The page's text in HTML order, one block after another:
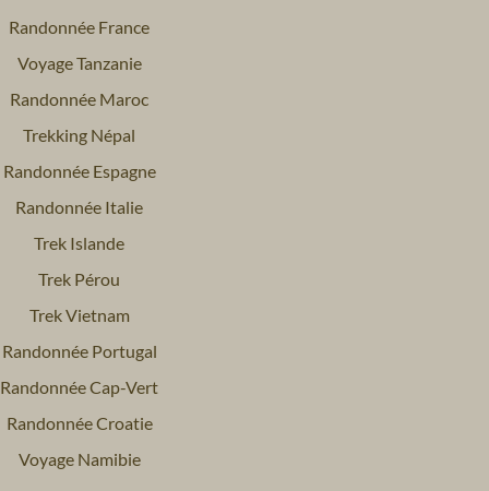
Randonnée France
Voyage Tanzanie
Randonnée Maroc
Trekking Népal
Randonnée Espagne
Randonnée Italie
Trek Islande
Trek Pérou
Trek Vietnam
Randonnée Portugal
Randonnée Cap-Vert
Randonnée Croatie
Voyage Namibie